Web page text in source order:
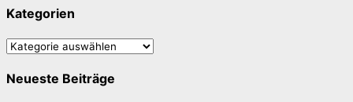
Kategorien
Kategorien
Neueste Beiträge